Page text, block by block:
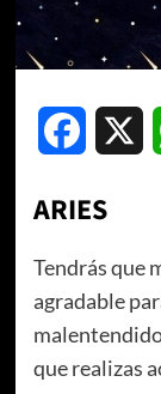
ARIES
Tendrás que
agradable
que realizas